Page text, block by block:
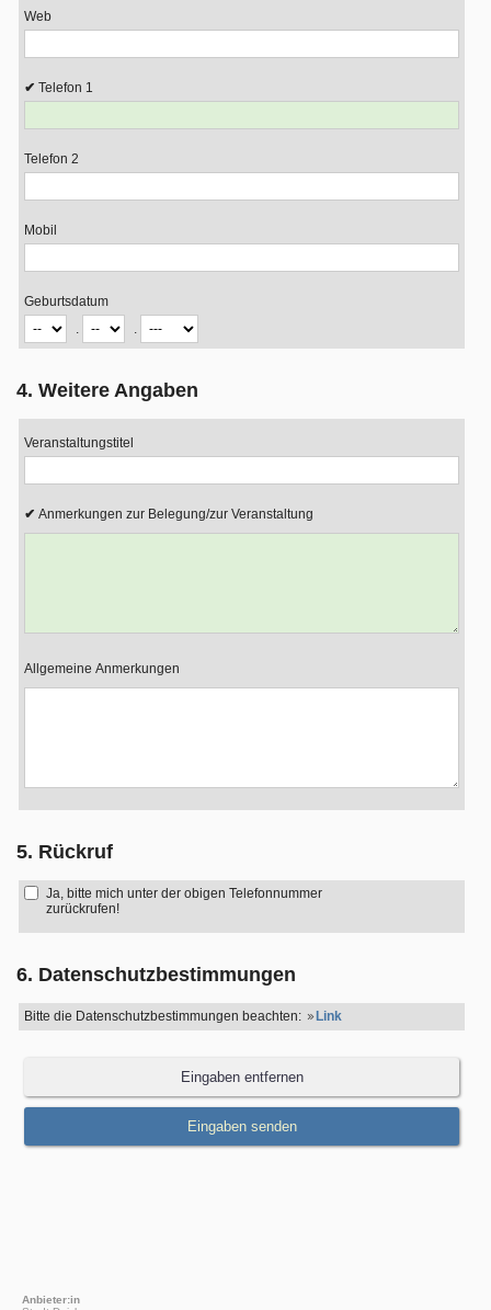
Web
Telefon 1
Telefon 2
Mobil
Geburtsdatum
.
.
4. Weitere Angaben
Veranstaltungstitel
Anmerkungen zur Belegung/zur Veranstaltung
Allgemeine Anmerkungen
5. Rückruf
Ja, bitte mich unter der obigen Telefonnummer
zurückrufen!
6. Datenschutzbestimmungen
Bitte die Datenschutzbestimmungen beachten: Link
Anbieter:in